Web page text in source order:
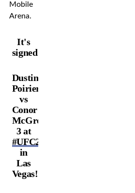
Mobile
Arena.
It's
signed!
Dustin
Poirier
vs
Conor
McGregor
3 at
#UFC264
in
Las
Vegas!!